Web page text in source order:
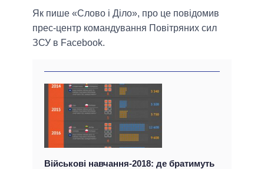
Як пише «Слово і Діло», про це повідомив
прес-центр командування Повітряних сил
ЗСУ в Facebook.
Військові навчання-2018: де братимуть